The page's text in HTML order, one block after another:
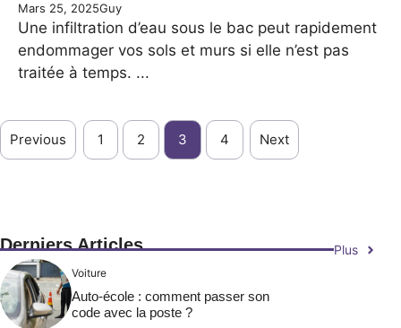
Mars 25, 2025Guy
Une infiltration d’eau sous le bac peut rapidement
endommager vos sols et murs si elle n’est pas
traitée à temps. ...
Previous 1 2 3 4 Next
Derniers Articles Plus
Voiture
Auto-école : comment passer son
code avec la poste ?